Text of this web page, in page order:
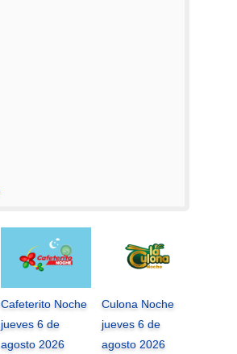
Cafeterito Noche
jueves 6 de
agosto 2026
Culona Noche
jueves 6 de
agosto 2026